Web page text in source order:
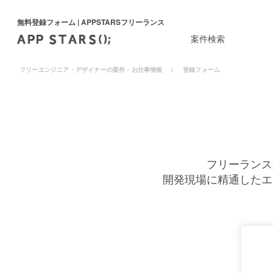
無料登録フォーム | APPSTARSフリーランス
案件検索
フリーエンジニア・デザイナーの案件・お仕事情報 登録フォーム
フリーラン
開発現場に精通した